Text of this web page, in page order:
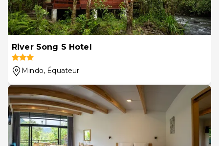
River Song S Hotel
Mindo, Équateur